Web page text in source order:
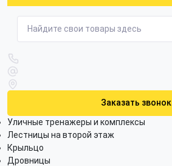
Заказать звонок
Уличные тренажеры и комплексы
Лестницы на второй этаж
Крыльцо
Дровницы